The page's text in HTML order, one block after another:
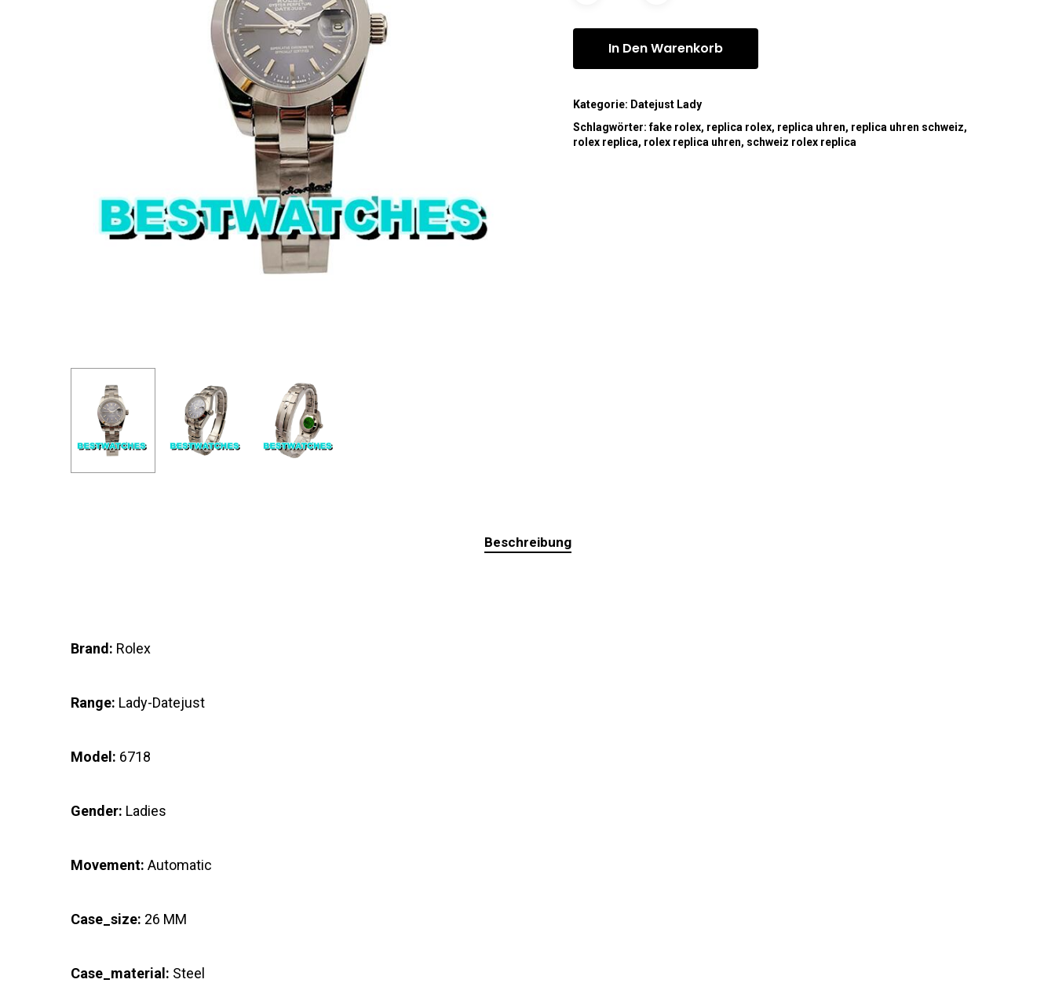
In Den Warenkorb
Kategorie: Datejust Lady
Schlagwörter:fake rolex, replica rolex, replica uhren, replica uhren schweiz,
rolex replica, rolex replica uhren, schweiz rolex replica
Beschreibung
Brand: Rolex
Range: Lady-Datejust
Model: 6718
Gender: Ladies
Movement: Automatic
Case_size: 26 MM
Case_material: Steel